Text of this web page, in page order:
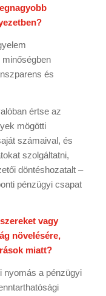
és
értse az
mögötti
számaival, és
szolgáltatni,
döntéshozatalt –
pénzügyi csapat
vagy
növelésére,
miatt?
nyomás a pénzügyi